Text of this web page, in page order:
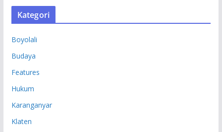
S
Kategori
Boyolali
Budaya
Features
Hukum
Karanganyar
Klaten